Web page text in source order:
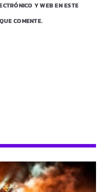
Y WEB EN ESTE
COMENTE.